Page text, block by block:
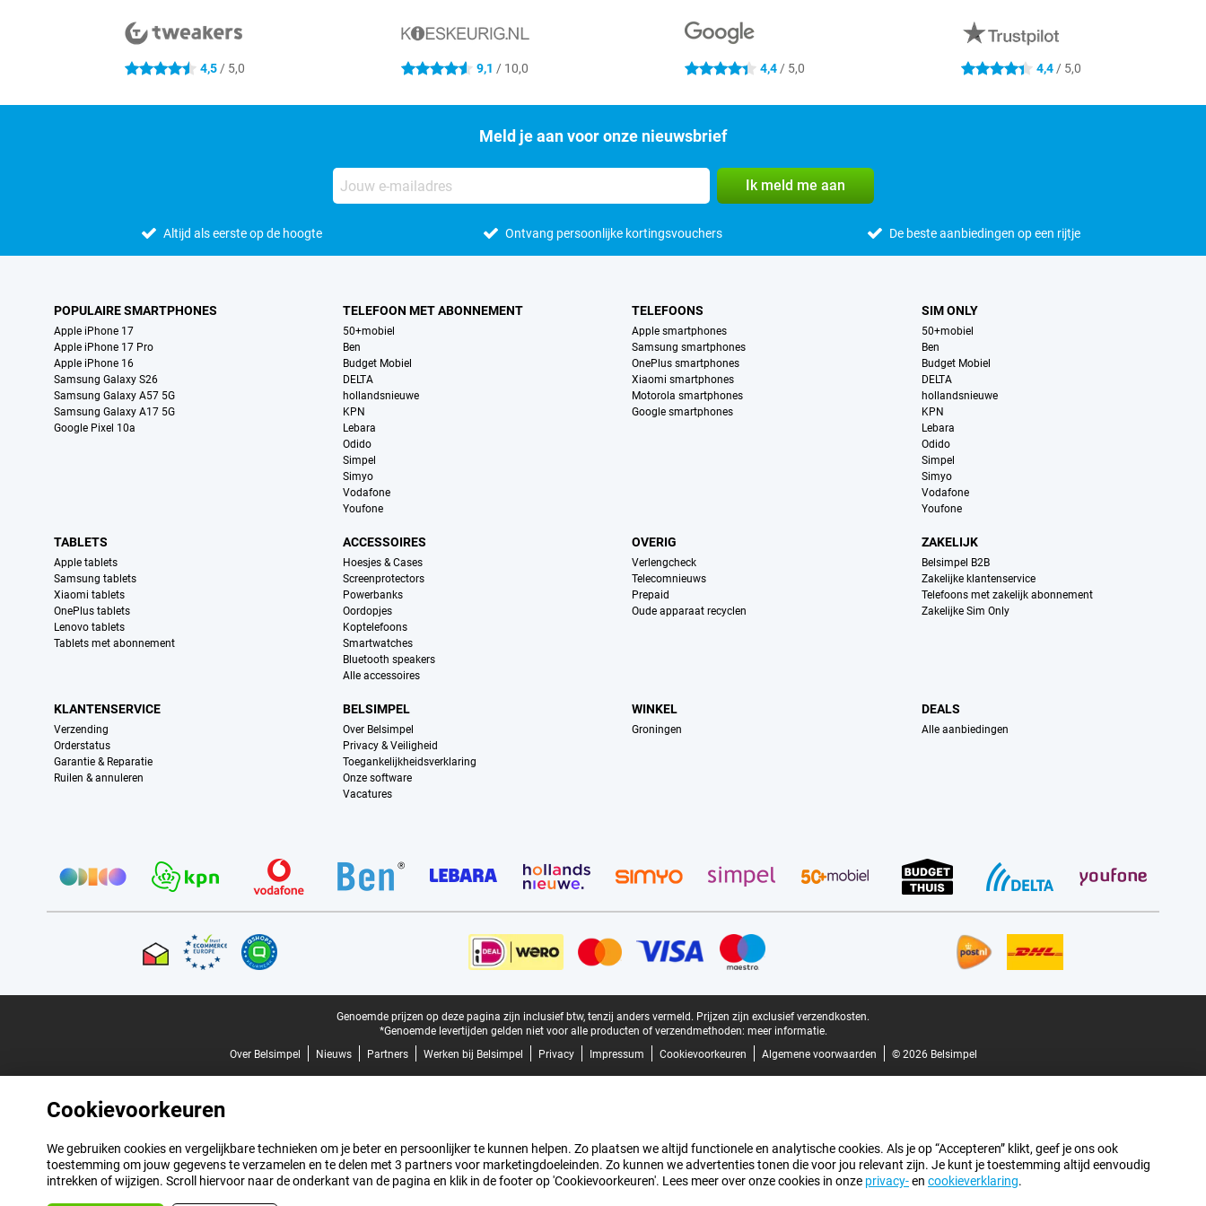
4.5 sterren 4,5/ 5,0 4.6 sterren 9,1 / 10,0 4.4 sterren 4,4 / 5,0 4.4 sterren 4,4 / 5,0
Meld je aan voor onze nieuwsbrief
Ik meld me aan
Altijd als eerste op de hoogte Ontvang persoonlijke kortingsvouchers De beste aanbiedingen op een rijtje
POPULAIRE SMARTPHONES
Apple iPhone 17
Apple iPhone 17 Pro
Apple iPhone 16
Samsung Galaxy S26
Samsung Galaxy A57 5G
Samsung Galaxy A17 5G
Google Pixel 10a
TELEFOON MET ABONNEMENT
50+mobiel
Ben
Budget Mobiel
DELTA
hollandsnieuwe
KPN
Lebara
Odido
Simpel
Simyo
Vodafone
Youfone
TELEFOONS
Apple smartphones
Samsung smartphones
OnePlus smartphones
Xiaomi smartphones
Motorola smartphones
Google smartphones
SIM ONLY
50+mobiel
Ben
Budget Mobiel
DELTA
hollandsnieuwe
KPN
Lebara
Odido
Simpel
Simyo
Vodafone
Youfone
TABLETS
Apple tablets
Samsung tablets
Xiaomi tablets
OnePlus tablets
Lenovo tablets
Tablets met abonnement
ACCESSOIRES
Hoesjes & Cases
Screenprotectors
Powerbanks
Oordopjes
Koptelefoons
Smartwatches
Bluetooth speakers
Alle accessoires
OVERIG
Verlengcheck
Telecomnieuws
Prepaid
Oude apparaat recyclen
ZAKELIJK
Belsimpel B2B
Zakelijke klantenservice
Telefoons met zakelijk abonnement
Zakelijke Sim Only
KLANTENSERVICE
Verzending
Orderstatus
Garantie & Reparatie
Ruilen & annuleren
BELSIMPEL
Over Belsimpel
Privacy & Veiligheid
Toegankelijkheidsverklaring
Onze software
Vacatures
WINKEL
Groningen
DEALS
Alle aanbiedingen
Genoemde prijzen op deze pagina zijn inclusief btw, tenzij anders vermeld. Prijzen zijn exclusief verzendkosten.
*Genoemde levertijden gelden niet voor alle producten of verzendmethoden: meer informatie.
Over Belsimpel
Nieuws Partners Werken bij Belsimpel Privacy Impressum Cookievoorkeuren Algemene voorwaarden © 2026 Belsimpel
Cookievoorkeuren
We gebruiken cookies en vergelijkbare technieken om je beter en persoonlijker te kunnen helpen. Zo plaatsen we altijd functionele en analytische cookies. Als je op “Accepteren” klikt, geef je ons ook
toestemming om jouw gegevens te verzamelen en te delen met 3 partners voor marketingdoeleinden. Zo kunnen we advertenties tonen die voor jou relevant zijn. Je kunt je toestemming altijd eenvoudig
intrekken of wijzigen. Scroll hiervoor naar de onderkant van de pagina en klik in de footer op 'Cookievoorkeuren'. Lees meer over onze cookies in onze privacy-en cookieverklaring.